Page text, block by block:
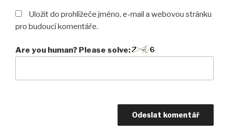
Uložit do prohlížeče jméno, e-mail a webovou stránku
pro budoucí komentáře.
Are you human? Please solve: